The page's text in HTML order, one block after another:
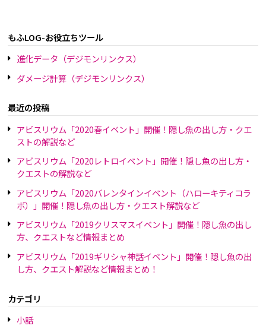
もふLOG-お役立ちツール
進化データ（デジモンリンクス）
ダメージ計算（デジモンリンクス）
最近の投稿
アビスリウム「2020春イベント」開催！隠し魚の出し方・クエ
ストの解説など
アビスリウム「2020レトロイベント」開催！隠し魚の出し方・
クエストの解説など
アビスリウム「2020バレンタインイベント（ハローキティコラ
ボ）」開催！隠し魚の出し方・クエスト解説など
アビスリウム「2019クリスマスイベント」開催！隠し魚の出し
方、クエストなど情報まとめ
アビスリウム「2019ギリシャ神話イベント」開催！隠し魚の出
し方、クエスト解説など情報まとめ！
カテゴリ
小話